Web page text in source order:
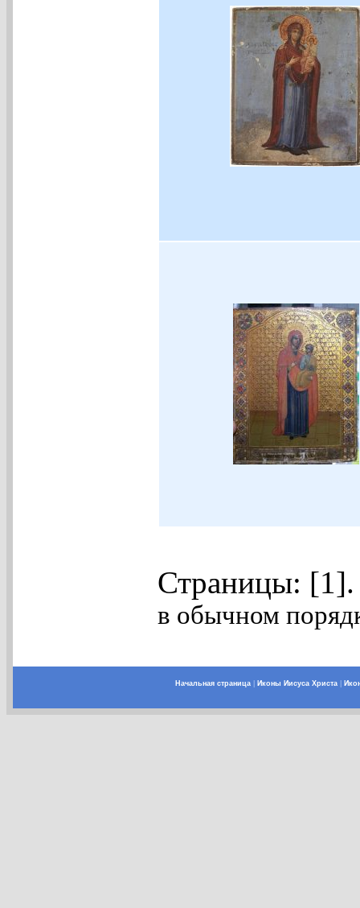
Страницы:
в обычном
Начальная страница| Иконы Иисуса Христа|